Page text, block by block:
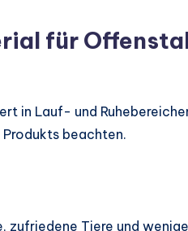
für
in Lauf- und
beachten.
zufriedene Tiere und